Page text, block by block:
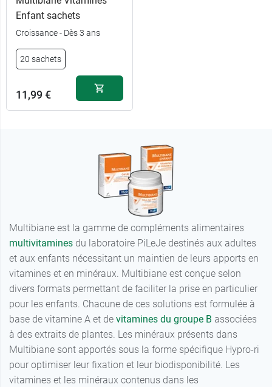
9,49 €
120 gélules 19,99 €
Enfant sachets
Croissance - Dès 3 ans
20 sachets
11,99 €
Multibiane est la gamme de compléments alimentaires
multivitamines du laboratoire PiLeJe destinés aux adultes
et aux enfants nécessitant un maintien de leurs apports en
vitamines et en minéraux. Multibiane est conçue selon
divers formats permettant de faciliter la prise en particulier
pour les enfants. Chacune de ces solutions est formulée à
base de vitamine A et de vitamines du groupe B associées
à des extraits de plantes. Les minéraux présents dans
Multibiane sont apportés sous la forme spécifique Hypro-ri
pour optimiser leur fixation et leur biodisponibilité. Les
vitamines et les minéraux contenus dans les